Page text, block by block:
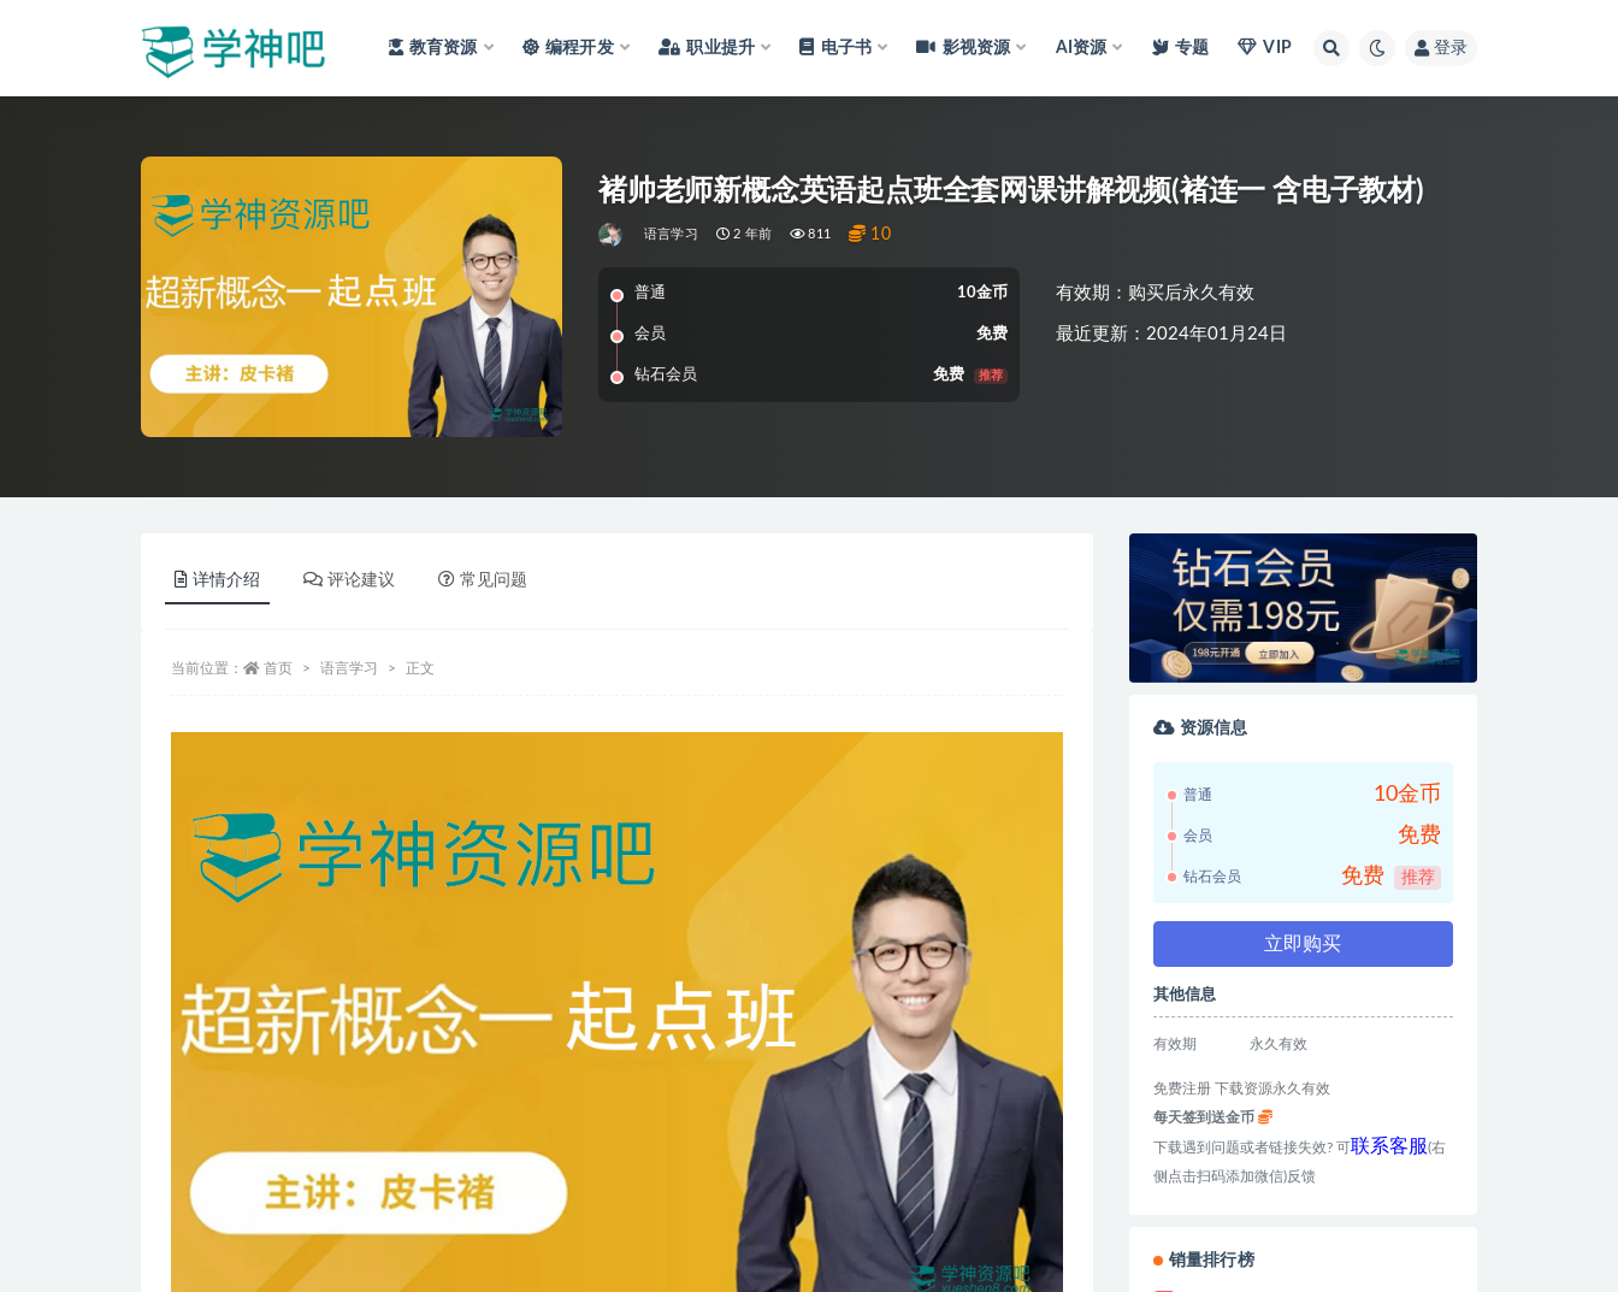
教育资源 编程开发 职业提升 电子书 影视资源 AI资源 专题 VIP 登录
褚帅老师新概念英语起点班全套网课讲解视频(褚连一 含电子教材)
语言学习 2 年前 811 10
普通 10金币
会员 免费
钻石会员 免费 推荐
有效期：购买后永久有效
最近更新：2024年01月24日
详情介绍 评论建议 常见问题
当前位置： 首页 语言学习 正文
资源信息
普通 10金币
会员 免费
钻石会员 免费 推荐
立即购买
其他信息
有效期 永久有效
免费注册 下载资源永久有效
每天签到送金币
下载遇到问题或者链接失效? 可联系客服(右
侧点击扫码添加微信)反馈
销量排行榜